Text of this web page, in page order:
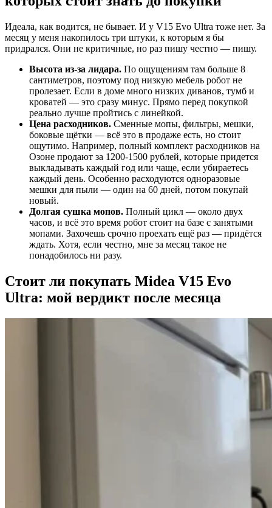
Идеала, как водится, не бывает. И у V15 Evo Ultra тоже нет. За
месяц у меня накопилось три штуки, к которым я бы
придрался. Они не критичные, но раз пишу честно — пишу.
Высота из-за лидара. По ощущениям там больше 8
сантиметров, поэтому под низкую мебель робот не
пролезает. Если в доме много низких диванов, тумб и
кроватей — это сразу минус. Прямо перед покупкой
реально лучше пройтись с линейкой.
Цена расходников. Сменные мопы, фильтры, мешки,
боковые щётки — всё это в продаже есть, но стоит
ощутимо. Например, полный комплект расходников на
Озоне продают за 1200-1500 рублей, которые придется
выкладывать каждый год или чаще, если убираетесь
каждый день. Особенно расходуются одноразовые
мешки для пыли — один на 60 дней, потом покупай
новый.
Долгая сушка мопов. Полный цикл — около двух
часов, и всё это время робот стоит на базе с занятыми
мопами. Захочешь срочно проехать ещё раз — придётся
ждать. Хотя, если честно, мне за месяц такое не
понадобилось ни разу.
Стоит ли покупать Midea V15 Evo
Ultra: мой вердикт после месяца